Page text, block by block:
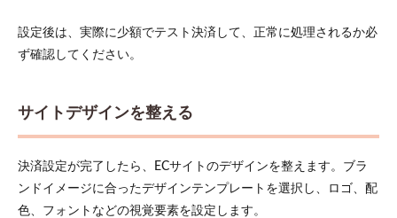
設定後は、実際に少額でテスト決済して、正常に処理されるか必
ず確認してください。
サイトデザインを整える
決済設定が完了したら、ECサイトのデザインを整えます。ブラ
ンドイメージに合ったデザインテンプレートを選択し、ロゴ、配
色、フォントなどの視覚要素を設定します。